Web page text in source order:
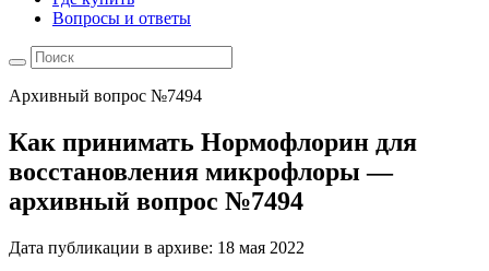
Вопросы и ответы
Архивный вопрос №7494
Как принимать Нормофлорин для
восстановления микрофлоры —
архивный вопрос №7494
Дата публикации в архиве: 18 мая 2022